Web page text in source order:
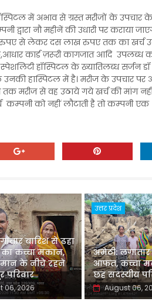
में अभाव से ग्रस्त मरीजों के उपचार
द्वारा नौ महीनें की उधारी पर कराया
से लेकर दस लाख रुपए तक का खर्च
कार्ड ज़रूरी कागजात आदि उपलब्ध
हॉस्पिटल के ख्यातिलब्ध सर्जन
उनकी हास्पिटल में है। मरीज के उपचार
मरीज से वह उठाये गये खर्च की मांग
को नहीं लौटाती है तो कम्पनी
बारिश से ढहा
कच्चा मकान,
के नीचे रहने
06, 2026
उत्तर प्रदेश
अमेठी: लगातार
आफत, कच्चा
छह सदस्यीय
August 06,